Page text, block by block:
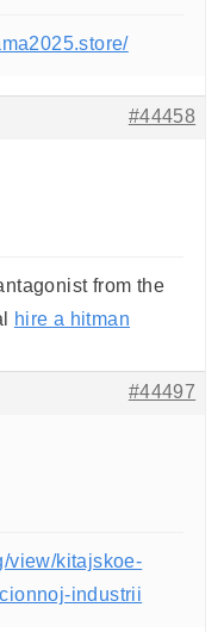
#44458
from the
hire a hitman
#44497
view/kitajskoe-
industrii